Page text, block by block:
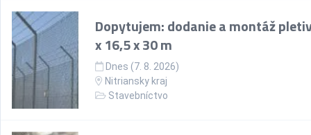
Dopytujem: dodanie a montáž
x 16,5 x 30 m
Dnes (7. 8. 2026)
Nitriansky kraj
Stavebníctvo